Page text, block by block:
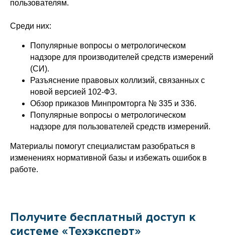
пользователям.
Среди них:
Популярные вопросы о метрологическом
надзоре для производителей средств измерений
(СИ).
Разъяснение правовых коллизий, связанных с
новой версией 102-ФЗ.
Обзор приказов Минпромторга № 335 и 336.
Популярные вопросы о метрологическом
надзоре для пользователей средств измерений.
Материалы помогут специалистам разобраться в
изменениях нормативной базы и избежать ошибок в
работе.
Получите бесплатный доступ к
системе «Техэксперт»